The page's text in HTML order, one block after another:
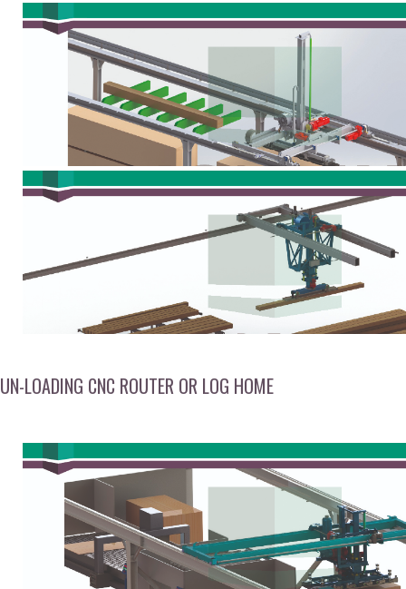
UN-LOADING CNC ROUTER OR LOG HOME